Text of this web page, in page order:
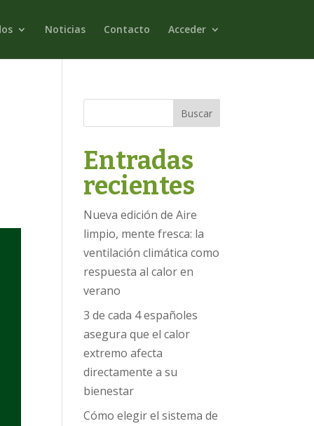
Noticias Contacto Acceder
Buscar
Entradas
recientes
Nueva edición de Aire
limpio, mente fresca: la
ventilación climática como
respuesta al calor en
verano
3 de cada 4 españoles
asegura que el calor
extremo afecta
directamente a su
bienestar
Cómo elegir el sistema de